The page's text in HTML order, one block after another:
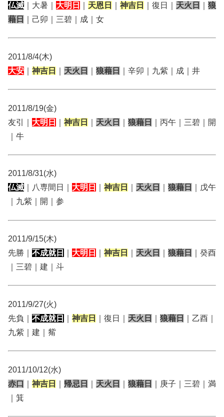
仏滅 ｜大暑｜ 大明日 天恩日 神吉日 ｜復日｜ 天火日
狼
藉日
｜己卯｜三碧｜成｜女
2011/8/4(木)
大安
神吉日 天火日 狼藉日 ｜辛卯｜九紫｜成｜井
2011/8/19(金)
友引｜ 大明日 神吉日 天火日 狼藉日
｜丙午｜三碧｜開
｜牛
2011/8/31(水)
仏滅 ｜八専間日｜ 大明日 神吉日 天火日 狼藉日
｜戊午
｜九紫｜開｜参
2011/9/15(木)
先勝｜ 不成就日 大明日 神吉日 天火日 狼藉日
｜癸酉
｜三碧｜建｜斗
2011/9/27(火)
先負｜ 不成就日 神吉日 ｜復日｜ 天火日 狼藉日
｜乙酉｜
九紫｜建｜觜
2011/10/12(水)
赤口
神吉日 帰忌日 天火日 狼藉日
｜庚子｜三碧｜満
｜箕